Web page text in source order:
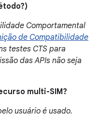
Comportamental
de Compatibilidade
testes CTS para
das APIs não seja
multi-SIM?
usuário é usado.